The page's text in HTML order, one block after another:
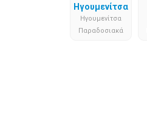
Ηγουμενίτσα
Ηγουμενίτσα
Παραδοσιακά